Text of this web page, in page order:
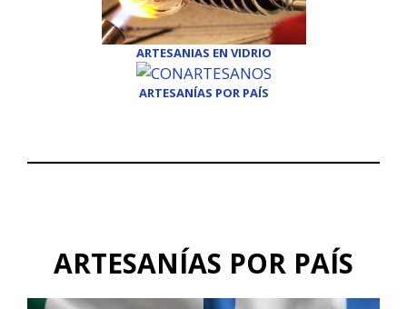
ARTESANIAS EN VIDRIO
ARTESANÍAS POR PAÍS
ARTESANÍAS POR PAÍS